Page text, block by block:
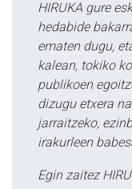
HIRUKA gure
hedabide
ematen dugu,
kalean, tokiko
publikoen
dizugu etxera
jarraitzeko,
irakurleen
Egin zaitez